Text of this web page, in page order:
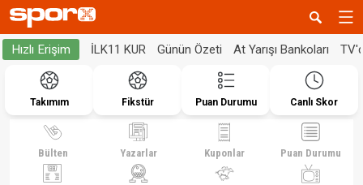
Hızlı Erişim İLK11 KUR Günün Özeti At Yarışı Bankoları
Takımım Fikstür Puan Durumu Canlı Skor
Bülten Yazarlar Kuponlar Puan Durumu